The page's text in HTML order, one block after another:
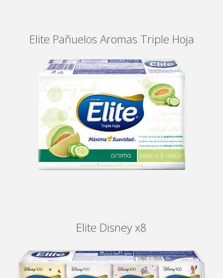
Elite Pañuelos Aromas Triple Hoja
Elite Disney x8